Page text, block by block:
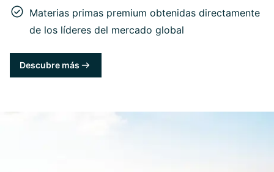
Materias primas premium obtenidas directamente
de los líderes del mercado global
Descubre más